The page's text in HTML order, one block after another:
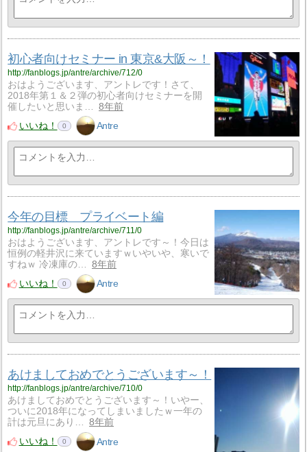
初心者向けセミナー in 東京&大阪～！
http://fanblogs.jp/antre/archive/712/0
おはようございます、アントレです！さて、
2018年第１＆２弾の初心者向けセミナーを開
催したいと思いま…
8年前
いいね！
0 Antre
今年の目標 プライベート編
http://fanblogs.jp/antre/archive/711/0
おはようございます、アントレです～！今日は
恒例の軽井沢に来ていますｗいやいや、寒いで
すねｗ 冷凍庫の…
8年前
いいね！
0 Antre
あけましておめでとうございます～！
http://fanblogs.jp/antre/archive/710/0
あけましておめでとうございます～！いやー、
ついに2018年になってしまいましたｗ一年の
計は元旦にあり…
8年前
いいね！
0 Antre